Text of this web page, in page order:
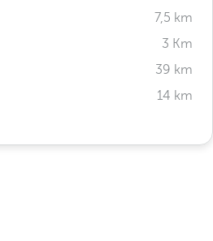
7,5 km
3 Km
39 km
14 km